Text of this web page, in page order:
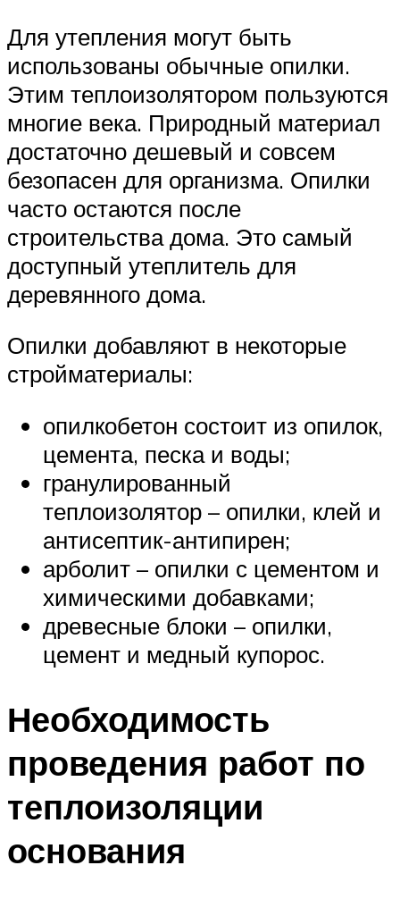
Для утепления могут быть
использованы обычные опилки.
Этим теплоизолятором пользуются
многие века. Природный материал
достаточно дешевый и совсем
безопасен для организма. Опилки
часто остаются после
строительства дома. Это самый
доступный утеплитель для
деревянного дома.
Опилки добавляют в некоторые
стройматериалы:
опилкобетон состоит из опилок,
цемента, песка и воды;
гранулированный
теплоизолятор – опилки, клей и
антисептик-антипирен;
арболит – опилки с цементом и
химическими добавками;
древесные блоки – опилки,
цемент и медный купорос.
Необходимость
проведения работ по
теплоизоляции
основания